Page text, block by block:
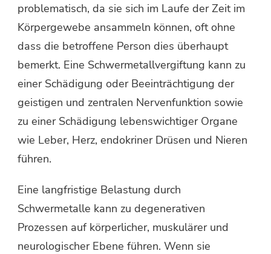
problematisch, da sie sich im Laufe der Zeit im
Körpergewebe ansammeln können, oft ohne
dass die betroffene Person dies überhaupt
bemerkt. Eine Schwermetallvergiftung kann zu
einer Schädigung oder Beeinträchtigung der
geistigen und zentralen Nervenfunktion sowie
zu einer Schädigung lebenswichtiger Organe
wie Leber, Herz, endokriner Drüsen und Nieren
führen.
Eine langfristige Belastung durch
Schwermetalle kann zu degenerativen
Prozessen auf körperlicher, muskulärer und
neurologischer Ebene führen. Wenn sie